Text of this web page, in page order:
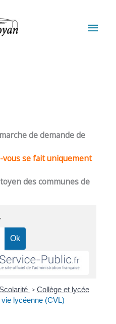
de demande de
se fait uniquement
des communes de
> Collège et lycée
lycéenne (CVL)